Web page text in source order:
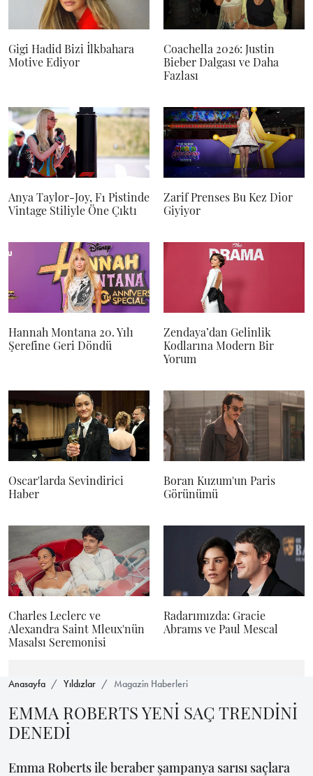
Gigi Hadid Bizi İlkbahara
Motive Ediyor
Coachella 2026: Justin
Bieber Dalgası ve Daha
Fazlası
Anya Taylor-Joy, F1 Pistinde
Vintage Stiliyle Öne Çıktı
Zarif Prenses Bu Kez Dior
Giyiyor
Hannah Montana 20. Yılı
Şerefine Geri Döndü
Zendaya’dan Gelinlik
Kodlarına Modern Bir
Yorum
Oscar'larda Sevindirici
Haber
Boran Kuzum'un Paris
Görünümü
Charles Leclerc ve
Alexandra Saint Mleux'nün
Masalsı Seremonisi
Radarımızda: Gracie
Abrams ve Paul Mescal
Anasayfa Yıldızlar Magazin Haberleri
EMMA ROBERTS YENİ SAÇ TRENDİNİ
DENEDİ
Emma Roberts ile beraber şampanya sarısı saçlara